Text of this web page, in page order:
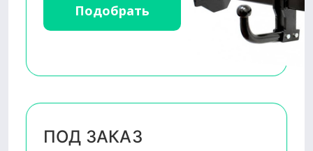
Подобрать
ПОД ЗАКАЗ